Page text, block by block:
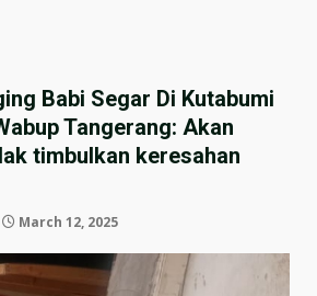
Babi Segar Di Kutabumi
Tangerang: Akan
timbulkan keresahan
March 12, 2025